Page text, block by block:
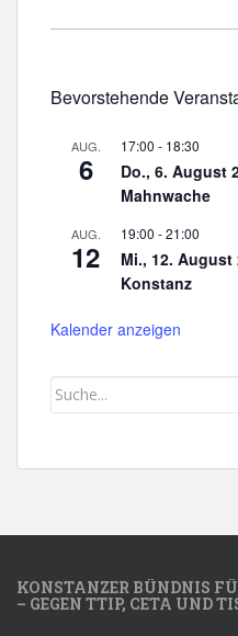
Bevorstehende
AUG.
6
17:00 - 18:30
Do., 6. August
Mahnwache
AUG.
12
19:00 -21:00
Mi., 12.
Konstanz
Kalender anzeigen
KONSTANZER BÜNDNIS
– GEGEN TTIP, CETA UND